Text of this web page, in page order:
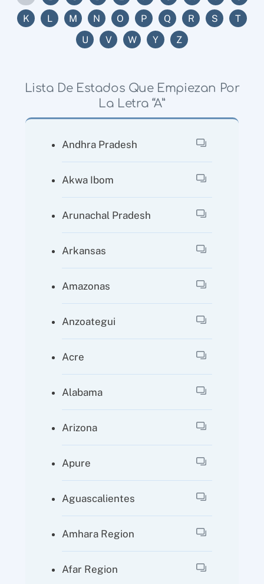
K
L M N O P Q R S
T
U
V W Y Z
Lista De Estados Que Empiezan Por
La Letra “A”
Andhra Pradesh
Akwa Ibom
Arunachal Pradesh
Arkansas
Amazonas
Anzoategui
Acre
Alabama
Arizona
Apure
Aguascalientes
Amhara Region
Afar Region